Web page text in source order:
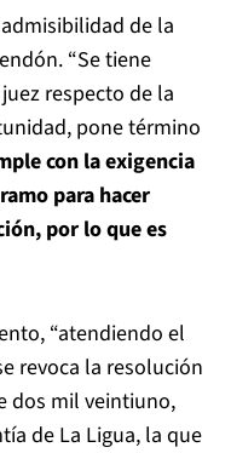
de la
“Se tiene
respecto de la
pone término
con la exigencia
para hacer
por lo que es
“atendiendo el
revoca la resolución
dos mil veintiuno,
de La Ligua, la que